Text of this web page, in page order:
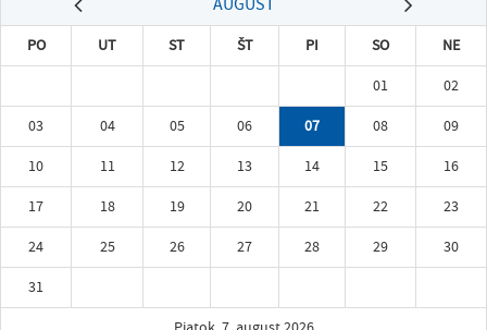
AUGUST
PO UT ST ŠT PI SO
NE
01
02
03
04 05 06 07 08
09
10
11 12 13 14 15
16
17
18 19 20 21 22
23
24
25 26 27 28 29
30
31